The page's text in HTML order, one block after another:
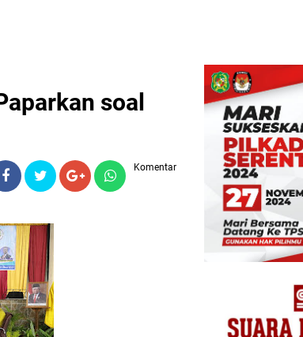
soal
Komentar